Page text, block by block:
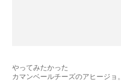
やってみたかった
カマンベールチーズのアヒージョ。